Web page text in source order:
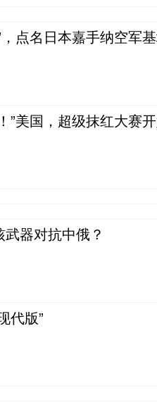
点名日本嘉手纳空军
”美国，超级抹红大赛
器对抗中俄？
代版”